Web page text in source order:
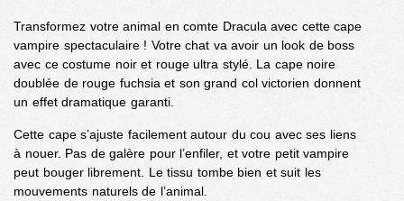
Transformez votre animal en comte Dracula avec cette cape
vampire spectaculaire ! Votre chat va avoir un look de boss
avec ce costume noir et rouge ultra stylé. La cape noire
doublée de rouge fuchsia et son grand col victorien donnent
un effet dramatique garanti.
Cette cape s’ajuste facilement autour du cou avec ses liens
à nouer. Pas de galère pour l’enfiler, et votre petit vampire
peut bouger librement. Le tissu tombe bien et suit les
mouvements naturels de l’animal.